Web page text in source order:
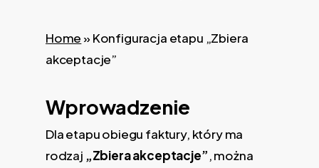
Home» Konfiguracja etapu „Zbiera
akceptacje”
Wprowadzenie
Dla etapu obiegu faktury, który ma
rodzaj „Zbiera akceptacje”, można